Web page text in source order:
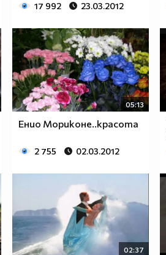
17 992 23.03.2012
05:13
Енио Мориконе..красота
2 755 02.03.2012
02:37